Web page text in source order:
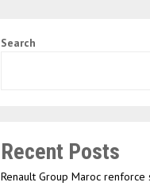
Search
Recent Posts
Renault Group Maroc renforce